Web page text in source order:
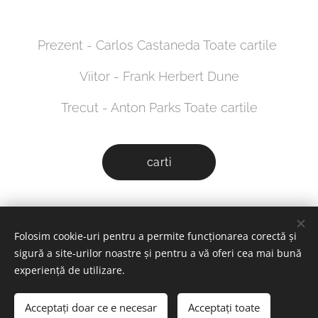
Prezent - Carlos Castaneda Toate cartile
Viitor - Frank Herbert Dune
Trecut - Anton Parks Toate cartile
carti
© 2024 exognosis blog. All rights reserved.
Cookie-uri
Selectează
English
Română
Folosim cookie-uri pentru a permite funcționarea corectă și
sigură a site-urilor noastre și pentru a vă oferi cea mai bună
experiență de utilizare.
Acceptați doar ce e necesar Acceptați toate